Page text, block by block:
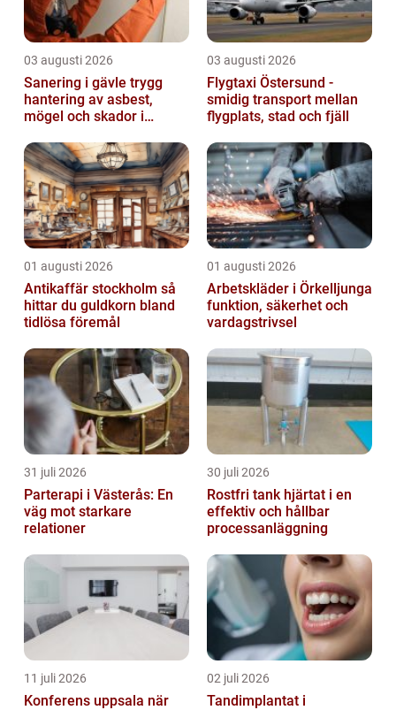
03 augusti 2026
Sanering i gävle trygg
hantering av asbest,
mögel och skador i
03 augusti 2026
Flygtaxi Östersund -
smidig transport mellan
flygplats, stad och fjäll
01 augusti 2026
Antikaffär stockholm så
hittar du guldkorn bland
tidlösa föremål
01 augusti 2026
Arbetskläder i Örkelljunga
funktion, säkerhet och
vardagstrivsel
31 juli 2026
Parterapi i Västerås: En
väg mot starkare
relationer
30 juli 2026
Rostfri tank hjärtat i en
effektiv och hållbar
processanläggning
11 juli 2026
Konferens uppsala när
02 juli 2026
Tandimplantat i